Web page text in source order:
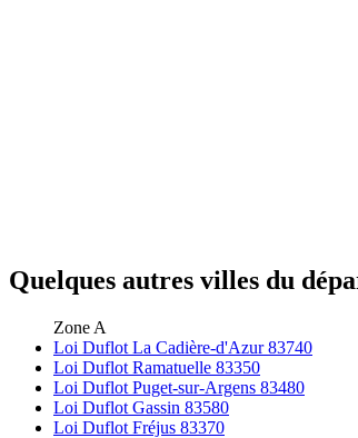
Quelques autres villes du
Zone A
Loi Duflot La Cadière-d'Azur 83740
Loi Duflot Ramatuelle 83350
Loi Duflot Puget-sur-Argens 83480
Loi Duflot Gassin 83580
Loi Duflot Fréjus 83370